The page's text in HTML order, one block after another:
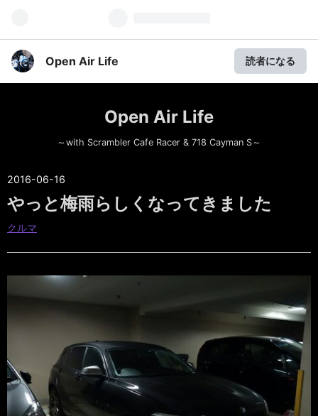
Open Air Life 読者になる
Open Air Life
～with Scrambler Cafe Racer & 718 Cayman S～
2016-06-16
やっと梅雨らしくなってきました
クルマ